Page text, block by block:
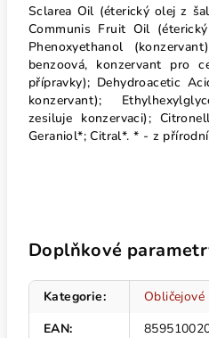
Sclarea Oil (éterický olej z
Communis Fruit Oil
Phenoxyethanol
benzoová, konzervant pro
přípravky); Dehydroacetic
konzervant);
zesiluje konzervaci);
Geraniol*; Citral*. * - z
Doplňkové
Kategorie:
Obličejové
EAN: